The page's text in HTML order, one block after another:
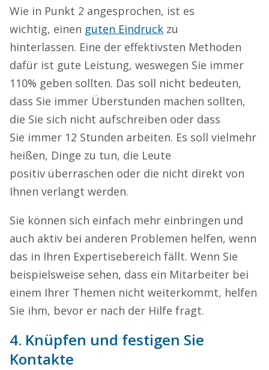
Wie in Punkt 2 angesprochen, ist es
wichtig, einen guten Eindruck zu
hinterlassen. Eine der effektivsten Methoden
dafür ist gute Leistung, weswegen Sie immer
110% geben sollten. Das soll nicht bedeuten,
dass Sie immer Überstunden machen sollten,
die Sie sich nicht aufschreiben oder dass
Sie immer 12 Stunden arbeiten. Es soll vielmehr
heißen, Dinge zu tun, die Leute
positiv überraschen oder die nicht direkt von
Ihnen verlangt werden.
Sie können sich einfach mehr einbringen und
auch aktiv bei anderen Problemen helfen, wenn
das in Ihren Expertisebereich fällt. Wenn Sie
beispielsweise sehen, dass ein Mitarbeiter bei
einem Ihrer Themen nicht weiterkommt, helfen
Sie ihm, bevor er nach der Hilfe fragt.
4. Knüpfen und festigen Sie
Kontakte